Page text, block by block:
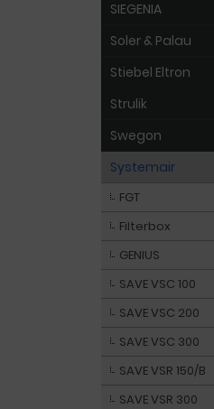
SIEGENIA
Soler & Palau
Stiebel Eltron
Strulik
Swegon
Systemair
FGT
Filterbox
GENIUS
SAVE VSC 100
SAVE VSC 200
SAVE VSC 300
SAVE VSR 150/B
SAVE VSR 300